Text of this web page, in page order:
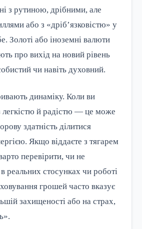
з рутиною, дрібними, але
або з «дріб’язковістю» у
Золоті або іноземні валюти
про вихід на новий рівень
чи навіть духовний.
динаміку. Коли ви
легкістю й радістю — це може
здатність ділитися
Якщо віддаєте з тягарем
перевірити, чи не
реальних стосунках чи роботі
грошей часто вказує
захищеності або на страх,